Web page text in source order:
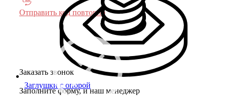
Заглушки с опорой
Отправить код повторно
Заказать звонок
Заполните форму, и наш менеджер